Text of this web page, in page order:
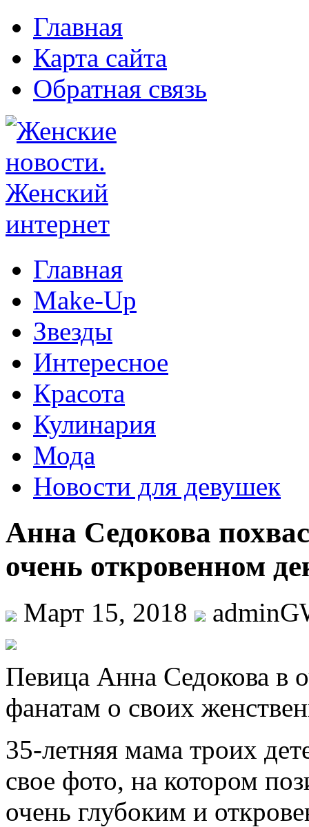
Главная
Карта сайта
Обратная связь
Главная
Make-Up
Звезды
Интересное
Красота
Кулинария
Мода
Новости для девушек
Анна Седокова
очень откровенном
Март 15, 2018
Пeвицa Анна Седокова в
фанатам о своих
35-летняя мама троих
свое фото, на котором
очень глубоким и